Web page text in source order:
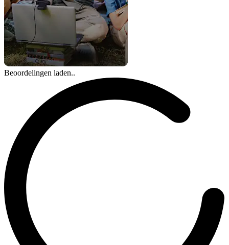
Beoordelingen laden..